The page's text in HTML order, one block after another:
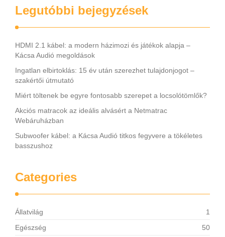
Legutóbbi bejegyzések
HDMI 2.1 kábel: a modern házimozi és játékok alapja –
Kácsa Audió megoldások
Ingatlan elbirtoklás: 15 év után szerezhet tulajdonjogot –
szakértői útmutató
Miért töltenek be egyre fontosabb szerepet a locsolótömlők?
Akciós matracok az ideális alvásért a Netmatrac
Webáruházban
Subwoofer kábel: a Kácsa Audió titkos fegyvere a tökéletes
basszushoz
Categories
Állatvilág
1
Egészség
50